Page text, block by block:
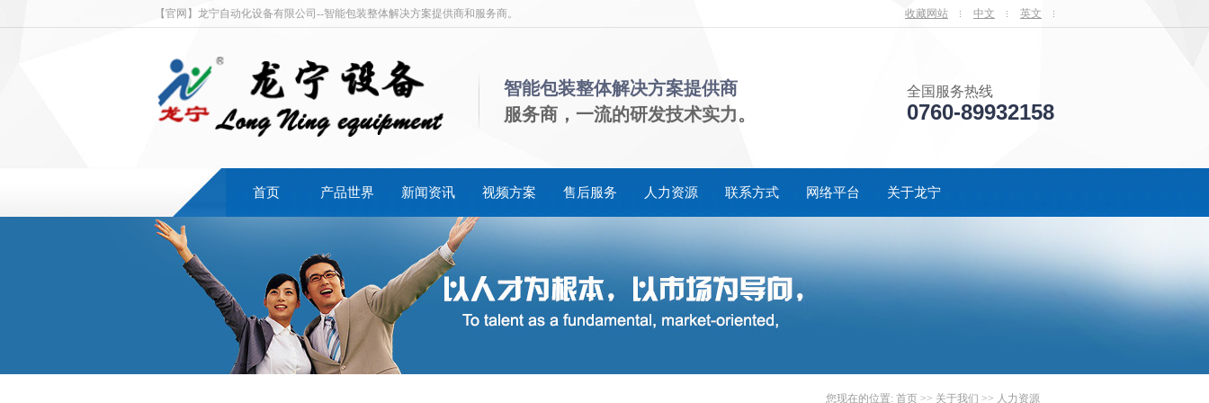
收藏网站 中文 英文
【官网】龙宁自动化设备有限公司--智能包装整体解决方案提供商和服务商。
智能包装整体解决方案提供商
服务商，一流的研发技术实力。
全国服务热线
0760-89932158
首页 产品世界 新闻资讯 视频方案 售后服务 人力资源 联系方式 网络平台 关于龙宁
您现在的位置: 首页 >> 关于我们 >> 人力资源